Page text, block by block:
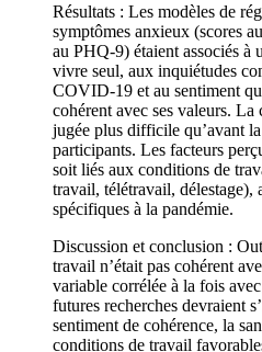
Résultats : Les modèles de
symptômes anxieux (scores
au PHQ-9) étaient associés à
vivre seul, aux inquiétudes
COVID-19 et au sentiment
cohérent avec ses valeurs.
jugée plus difficile qu’avant
participants. Les facteurs
soit liés aux conditions de
travail, télétravail, délestage),
spécifiques à la pandémie.
Discussion et conclusion :
travail n’était pas cohérent
variable corrélée à la fois
futures recherches devraient
sentiment de cohérence, la
conditions de travail